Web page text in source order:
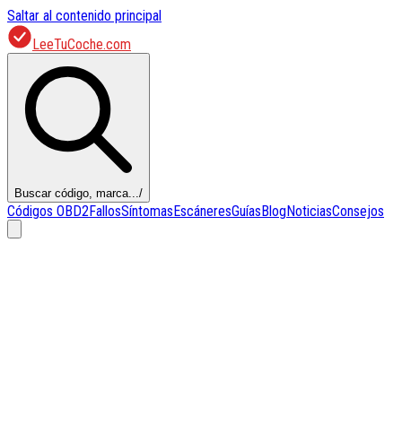
Saltar al contenido principal
LeeTuCoche.com
Buscar código, marca.../
Códigos OBD2FallosSíntomasEscáneresGuíasBlogNoticiasConsejos